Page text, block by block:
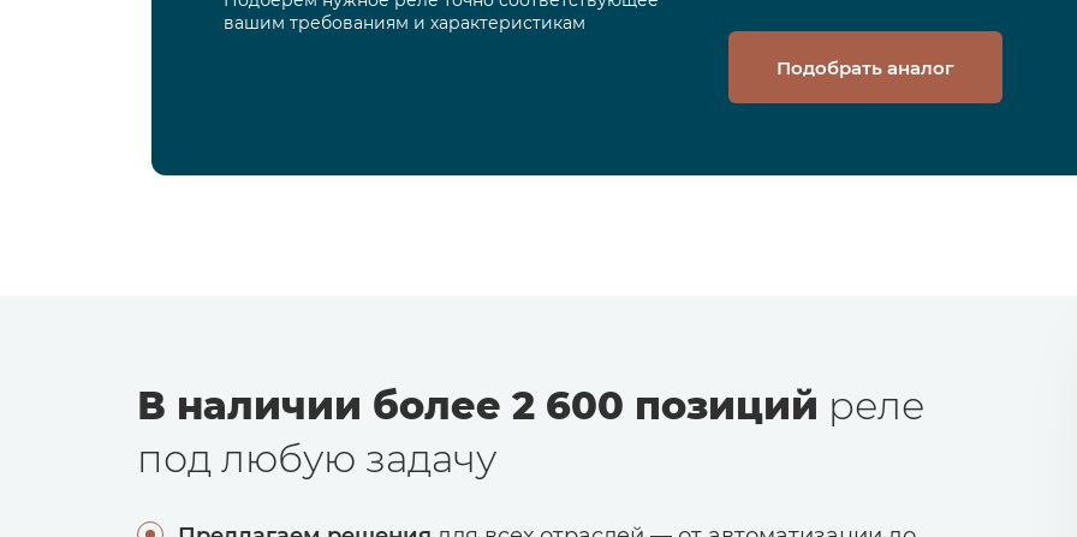
вашим требованиям и характеристикам
Подобрать аналог
В наличии более 2 600 позиций реле
под любую задачу